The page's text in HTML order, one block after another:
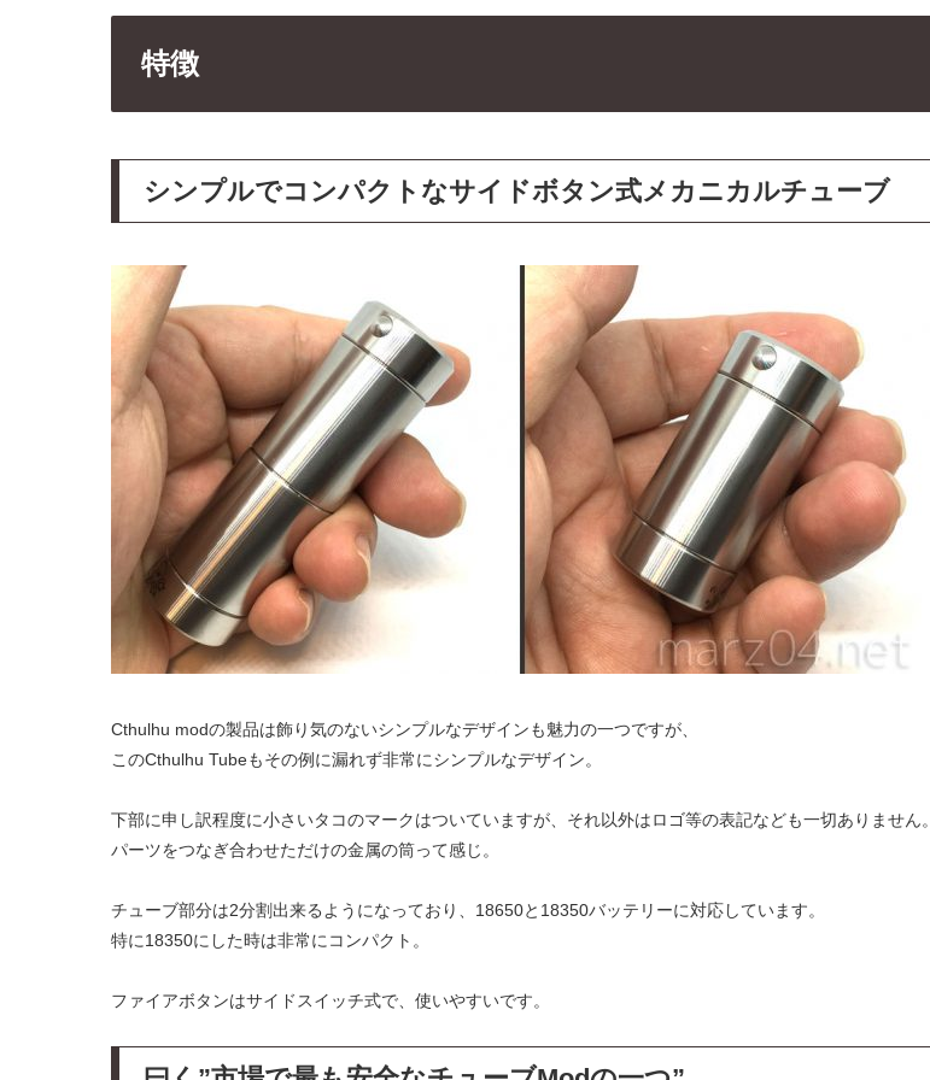
特徴
シンプルでコンパクトなサイドボタン式メカニカルチューブ
Cthulhu modの製品は飾り気のないシンプルなデザインも魅力の一つですが、
このCthulhu Tubeもその例に漏れず非常にシンプルなデザイン。
下部に申し訳程度に小さいタコのマークはついていますが、それ以外はロゴ等の表記なども一切ありません。
パーツをつなぎ合わせただけの金属の筒って感じ。
チューブ部分は2分割出来るようになっており、18650と18350バッテリーに対応しています。
特に18350にした時は非常にコンパクト。
ファイアボタンはサイドスイッチ式で、使いやすいです。